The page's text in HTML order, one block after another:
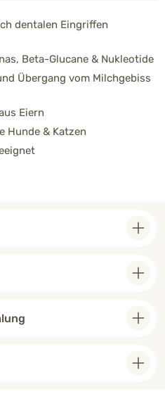
dentalen Eingriffen
Beta-Glucane & Nukleotide
Übergang vom Milchgebiss
Eiern
Hunde & Katzen